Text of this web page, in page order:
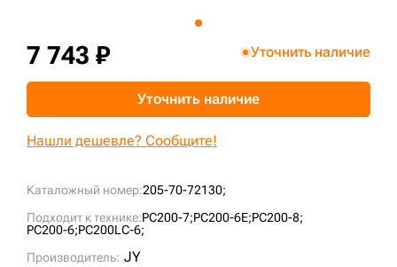
Каталожный номер:205-70-72130;
Подходит к технике:PC200-7;PC200-6E;PC200-8;
PC200-6;PC200LC-6;
Производитель: JY
7 743 ₽ Уточнить наличие
Уточнить наличие
Нашли дешевле? Сообщите!